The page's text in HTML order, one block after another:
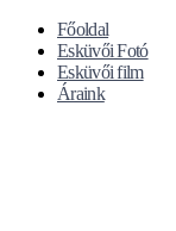
Főoldal
Esküvői Fotó
Esküvői film
Áraink